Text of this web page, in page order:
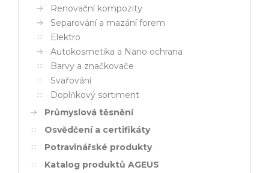
Renovační kompozity
Separování a mazání forem
Elektro
Autokosmetika a Nano ochrana
Barvy a značkovače
Svařování
Doplňkový sortiment
Průmyslová těsnění
Osvědčení a certifikáty
Potravinářské produkty
Katalog produktů AGEUS